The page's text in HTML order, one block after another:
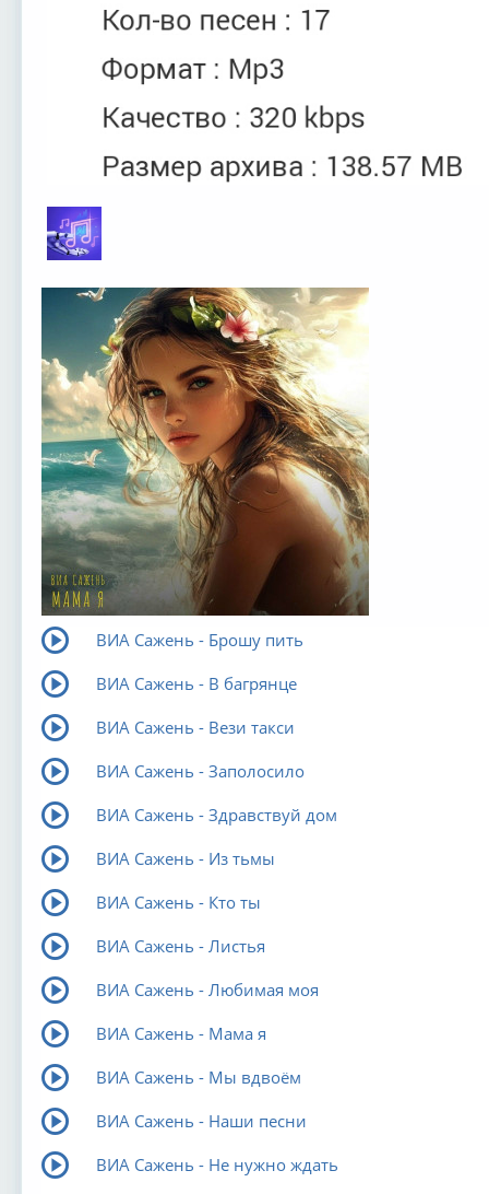
ВИА Сажень - Брошу пить
ВИА Сажень - В багрянце
ВИА Сажень - Вези такси
ВИА Сажень - Заполосило
ВИА Сажень - Здравствуй дом
ВИА Сажень - Из тьмы
ВИА Сажень - Кто ты
ВИА Сажень - Листья
ВИА Сажень - Любимая моя
ВИА Сажень - Мама я
ВИА Сажень - Мы вдвоём
ВИА Сажень - Наши песни
ВИА Сажень - Не нужно ждать